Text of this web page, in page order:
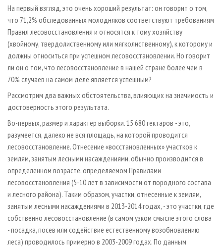
На первый взгляд, это очень хороший результат: он говорит о том,
что 71,2% обследованных молодняков соответствуют требованиям
Правил лесовосстановления и относятся к тому хозяйству
(хвойному, твердолиственному или мягколиственному), к которому и
должны относиться при успешном лесовосстановлении. Но говорит
ли он о том, что лесовосстановление в нашей стране более чем в
70% случаев на самом деле является успешным?
Рассмотрим два важных обстоятельства, влияющих на значимость и
достоверность этого результата.
Во-первых, размер и характер выборки. 15 680 гектаров - это,
разумеется, далеко не вся площадь, на которой проводится
лесовосстановление. Отнесение «восстановленных» участков к
землям, занятым лесными насаждениями, обычно производится в
определенном возрасте, определяемом Правилами
лесовосстановления (5-10 лет в зависимости от породного состава
и лесного района). Таким образом, участки, отнесенные к землям,
занятым лесными насаждениями в 2013-2014 годах, - это участки, где
собственно лесовосстановление (в самом узком смысле этого слова
- посадка, посев или содействие естественному возобновлению
леса) проводилось примерно в 2003-2009 годах. По данным